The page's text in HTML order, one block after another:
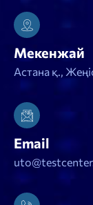
Мекенжай
Астана қ.,
Email